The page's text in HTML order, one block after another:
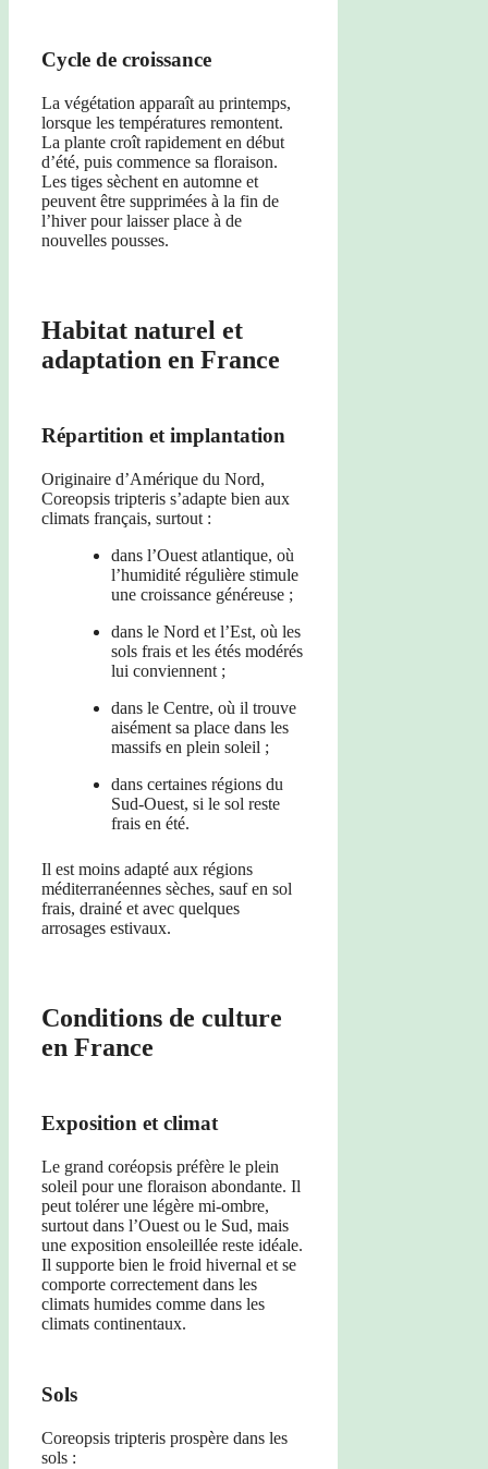
Cycle de croissance
La végétation apparaît au printemps,
lorsque les températures remontent.
La plante croît rapidement en début
d’été, puis commence sa floraison.
Les tiges sèchent en automne et
peuvent être supprimées à la fin de
l’hiver pour laisser place à de
nouvelles pousses.
Habitat naturel et
adaptation en France
Répartition et implantation
Originaire d’Amérique du Nord,
Coreopsis tripteris s’adapte bien aux
climats français, surtout :
dans l’Ouest atlantique, où
l’humidité régulière stimule
une croissance généreuse ;
dans le Nord et l’Est, où les
sols frais et les étés modérés
lui conviennent ;
dans le Centre, où il trouve
aisément sa place dans les
massifs en plein soleil ;
dans certaines régions du
Sud-Ouest, si le sol reste
frais en été.
Il est moins adapté aux régions
méditerranéennes sèches, sauf en sol
frais, drainé et avec quelques
arrosages estivaux.
Conditions de culture
en France
Exposition et climat
Le grand coréopsis préfère le plein
soleil pour une floraison abondante. Il
peut tolérer une légère mi-ombre,
surtout dans l’Ouest ou le Sud, mais
une exposition ensoleillée reste idéale.
Il supporte bien le froid hivernal et se
comporte correctement dans les
climats humides comme dans les
climats continentaux.
Sols
Coreopsis tripteris prospère dans les
sols :